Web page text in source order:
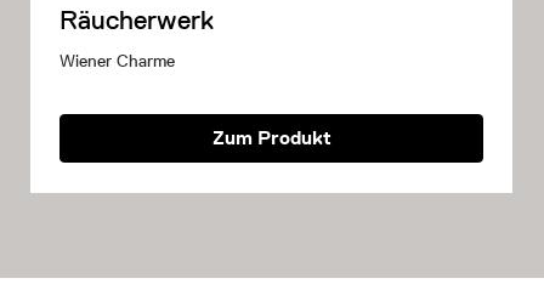
Räucherwerk
Wiener Charme
Zum Produkt